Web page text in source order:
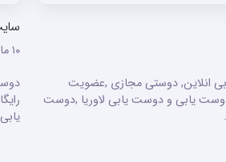
انلاین, دوستی مجازی ,عضویت
یابی و دوست یابی لاوریا ,دوست
۱۰ مارس ۲۰۲۴،‏ ۰:۲۱:۰۵